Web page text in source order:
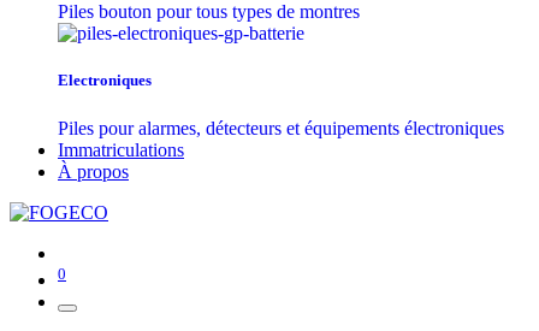
Piles bouton pour tous types de montres
Electroniques
Piles pour alarmes, détecteurs et équipements électroniques
Immatriculations
À propos
0